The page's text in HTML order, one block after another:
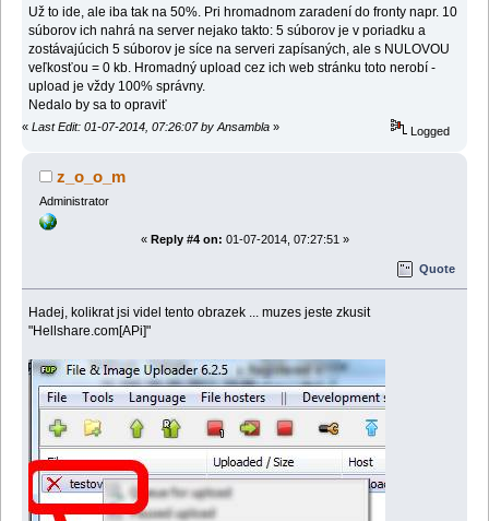
Už to ide, ale iba tak na 50%. Pri hromadnom zaradení do fronty napr. 10
súborov ich nahrá na server nejako takto: 5 súborov je v poriadku a
zostávajúcich 5 súborov je síce na serveri zapísaných, ale s NULOVOU
veľkosťou = 0 kb. Hromadný upload cez ich web stránku toto nerobí -
upload je vždy 100% správny.
Nedalo by sa to opraviť
« Last Edit: 01-07-2014, 07:26:07 by Ansambla » Logged
z_o_o_m
Administrator
« Reply #4 on: 01-07-2014, 07:27:51 »
Quote
Hadej, kolikrat jsi videl tento obrazek ... muzes jeste zkusit
"Hellshare.com[APi]"